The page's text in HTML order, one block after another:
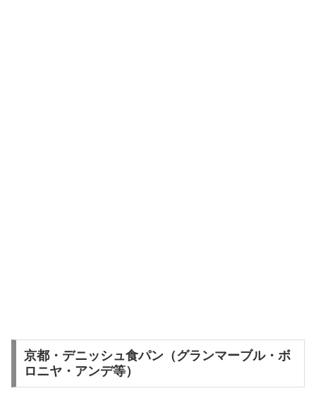
京都・デニッシュ食パン（グランマーブル・ボ
ロニヤ・アンデ等）